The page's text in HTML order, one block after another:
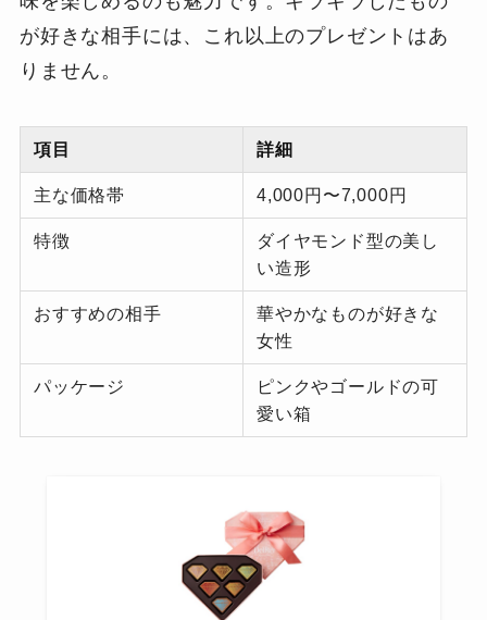
が好きな相手には、これ以上のプレゼントはあ
りません。
項目 詳細
主な価格帯 4,000円〜7,000円
特徴
ダイヤモンド型の美し
い造形
おすすめの相手
華やかなものが好きな
女性
パッケージ
ピンクやゴールドの可
愛い箱